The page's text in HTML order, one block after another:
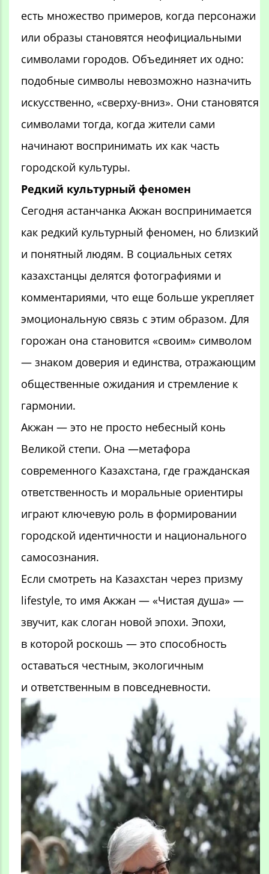
есть множество примеров, когда персонажи
или образы становятся неофициальными
символами городов. Объединяет их одно:
подобные символы невозможно назначить
искусственно, «сверху-вниз». Они становятся
символами тогда, когда жители сами
начинают воспринимать их как часть
городской культуры.
Редкий культурный феномен
Сегодня астанчанка Акжан воспринимается
как редкий культурный феномен, но близкий
и понятный людям. В социальных сетях
казахстанцы делятся фотографиями и
комментариями, что еще больше укрепляет
эмоциональную связь с этим образом. Для
горожан она становится «своим» символом
— знаком доверия и единства, отражающим
общественные ожидания и стремление к
гармонии.
Акжан — это не просто небесный конь
Великой степи. Она —метафора
современного Казахстана, где гражданская
ответственность и моральные ориентиры
играют ключевую роль в формировании
городской идентичности и национального
самосознания.
Если смотреть на Казахстан через призму
lifestyle, то имя Акжан — «Чистая душа» —
звучит, как слоган новой эпохи. Эпохи,
в которой роскошь — это способность
оставаться честным, экологичным
и ответственным в повседневности.